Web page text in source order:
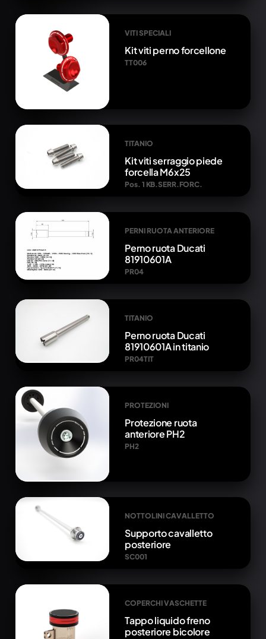
VITI SPECIALI
Kit viti perno forcellone
TT006
TITANIO
Kit viti serraggio piede
forcella M6x25
Pos. 1 KB.SERR.FORC.
PERNI RUOTA ANTERIORE
Perno ruota Ducati
81910601A
PR04
TITANIO
Perno ruota Ducati
81910601A in titanio
PR04TIT
PROTEZIONI
Protezione ruota
anteriore PH2
PH2
NOTTOLINI CAVALLETTO
Supporto cavalletto
posteriore
SC001
COPERCHI VASCHETTE
Tappo liquido freno
posteriore bicolore